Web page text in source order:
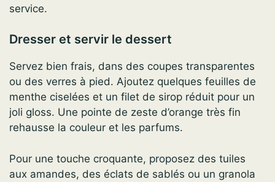
service.
Dresser et servir le dessert
Servez bien frais, dans des coupes transparentes
ou des verres à pied. Ajoutez quelques feuilles de
menthe ciselées et un filet de sirop réduit pour un
joli gloss. Une pointe de zeste d’orange très fin
rehausse la couleur et les parfums.
Pour une touche croquante, proposez des tuiles
aux amandes, des éclats de sablés ou un granola